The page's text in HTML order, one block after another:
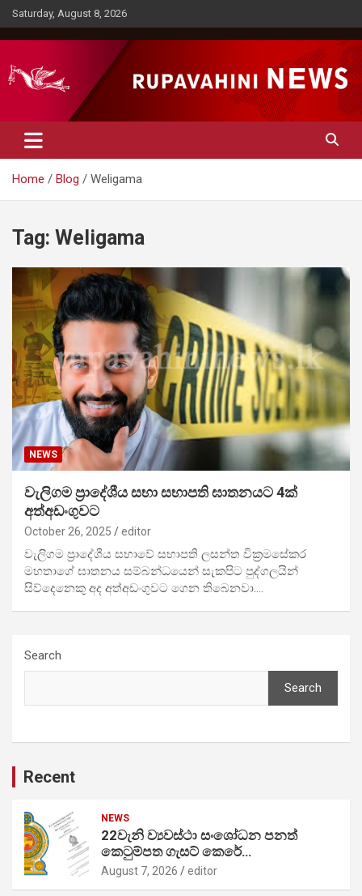
Skip
to
content
Saturday, August 8, 2026
Rupavahini News
Home Blog Weligama
Tag: Weligama
NEWS
වැලිගම ප්‍රාදේශීය සභා සභාපති ඝාතනයට 4ක්
අත්අඩංගුවට
October 26, 2025 editor
වැලිගම ප්‍රාදේශීය සභාවේ සභාපති ලසන්ත වික්‍රමසේකර
මහතාගේ ඝාතනය සම්බන්ධයෙන් සැකපිට පුද්ගලයින්
සිව්දෙනෙකු අද අත්අඩංගුවට ගෙන තිබෙනවා.…
Search
Search
Recent
NEWS
22වැනි ව්‍යවස්ථා සංශෝධන පනත්
කෙටුම්පත ගැසට් කෙරේ…
August 7, 2026 editor